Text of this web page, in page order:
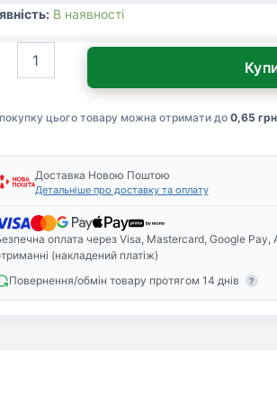
В наявності
цього товару можна отримати до 0,65 грн
Доставка Новою Поштою
Детальніше про доставку та оплату
оплата через Visa, Mastercard, Google
(накладений платіж)
Повернення/обмін товару протягом 14 днів
?